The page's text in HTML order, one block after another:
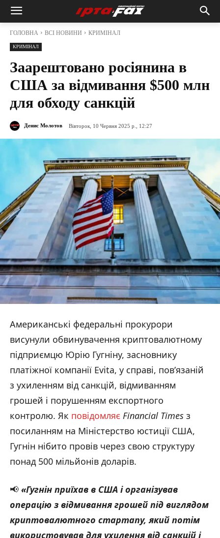
ГОЛОВНА ВСІ НОВИНИ КРИМІНАЛ
КРИМІНАЛ
Заарештовано росіянина в
США за відмивання $500 млн
для обходу санкцій
Денис Молотов Вівторок, 10 Червня 2025 р., 12:27
Американські федеральні прокурори
висунули обвинувачення криптовалютному
підприємцю Юрію Гугніну, засновнику
платіжної компанії Evita, у справі, пов’язаній
з ухиленням від санкцій, відмиванням
грошей і порушенням експортного
контролю. Як повідомляє Financial Times з
посиланням на Міністерство юстиції США,
Гугнін нібито провів через свою структуру
понад 500 мільйонів доларів.
📢 «Гугнін приїхав в США і організував
операцію з відмивання грошей під виглядом
криптовалютного стартапу, який потім
використовував для ухилення від санкцій і